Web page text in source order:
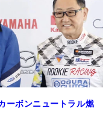
ーボンニュートラル燃